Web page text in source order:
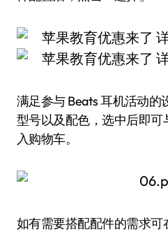
满足参与 Beats 耳机活动
型号以及配色，选中后即可
入购物车。
如有需要搭配配件的需求